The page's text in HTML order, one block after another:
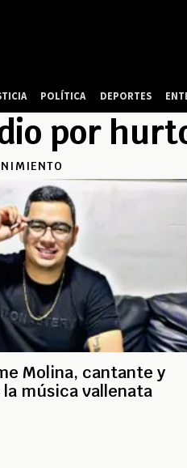
por
Molina, cantante y
música vallenata
POLÍTICA DEPORTES